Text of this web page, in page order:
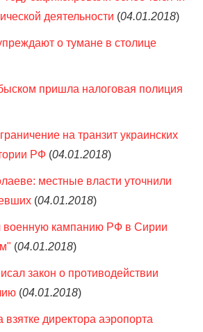
деятельности (04.01.2018)
о тумане в столице
пришла налоговая полиция
на транзит украинских
РФ (04.01.2018)
местные власти уточнили
(04.01.2018)
военную кампанию РФ в Сирии
(04.01.2018)
закон о противодействии
(04.01.2018)
директора аэропорта